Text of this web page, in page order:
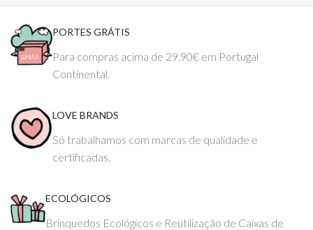
PORTES GRÁTIS
Para compras acima de 29.90€ em Portugal
Continental.
LOVE BRANDS
Só trabalhamos com marcas de qualidade e
certificadas.
ECOLÓGICOS
Brinquedos Ecológicos e Reutilização de Caixas de